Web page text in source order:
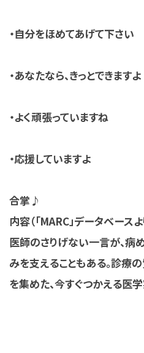
・自分をほめてあげて下さい
・あなたなら、きっとできますよ
・よく頑張っていますね
・応援していますよ
合掌♪
内容（「MARC」データベースよ
医師のさりげない一言が、病
みを支えることもある。診療
を集めた、今すぐつかえる医学